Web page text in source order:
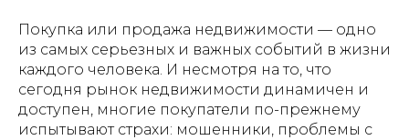
Покупка или продажа недвижимости — одно
из самых серьезных и важных событий в жизни
каждого человека. И несмотря на то, что
сегодня рынок недвижимости динамичен и
доступен, многие покупатели по-прежнему
испытывают страхи: мошенники, проблемы с